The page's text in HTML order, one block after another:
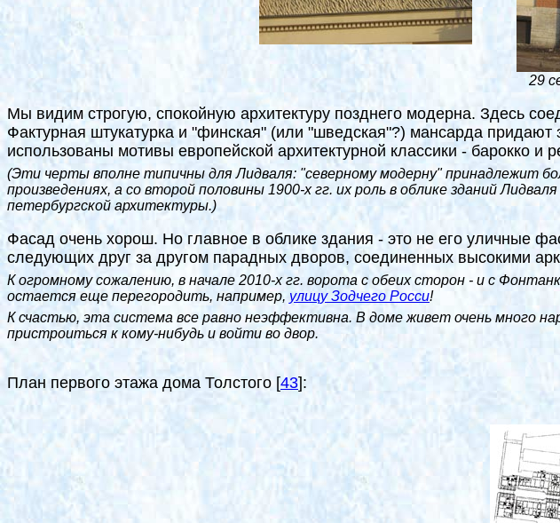
29
Мы видим строгую, спокойную архитектуру позднего модерна. Здесь
Фактурная штукатурка и "финская" (или "шведская"?) мансарда
использованы мотивы европейской архитектурной классики - барокко и
(Эти черты вполне типичны для Лидваля: "северному модерну" принадлежит
произведениях, а со второй половины 1900-х гг. их роль в облике зданий
петербургской архитектуры.)
Фасад очень хорош. Но главное в облике здания - это не его уличные
следующих друг за другом парадных дворов, соединенных высокими
К огромному сожалению, в начале 2010-х гг. ворота с обеих сторон - и с
остается еще перегородить, например, улицу Зодчего Росси!
К счастью, эта система все равно неэффективна. В доме живет очень много
пристроиться к кому-нибудь и войти во двор.
План первого этажа дома Толстого [43]: